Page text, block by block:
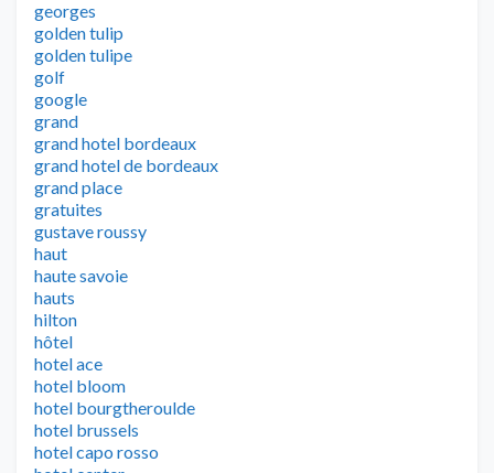
georges
golden tulip
golden tulipe
golf
google
grand
grand hotel bordeaux
grand hotel de bordeaux
grand place
gratuites
gustave roussy
haut
haute savoie
hauts
hilton
hôtel
hotel ace
hotel bloom
hotel bourgtheroulde
hotel brussels
hotel capo rosso